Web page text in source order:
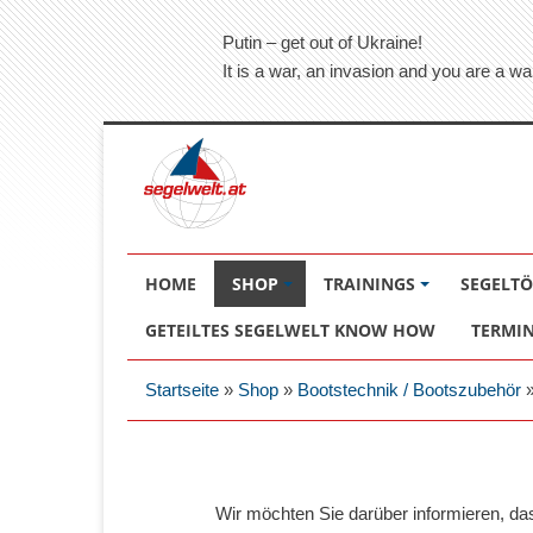
Putin – get out of Ukraine!
It is a war, an invasion and you are a
HOME SHOP TRAININGS
GETEILTES SEGELWELT KNOW HOW
Startseite » Shop » Bootstechnik / Bootszubehör
Wir möchten Sie darüber informieren,